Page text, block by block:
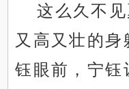
这么久不
又高又壮的
钰眼前，宁钰